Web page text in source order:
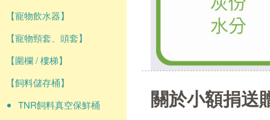
【寵物飲水器】
【寵物頸套、頭套】
【圍欄 / 樓梯】
【飼料儲存桶】
TNR飼料真空保鮮桶
關於小額捐送